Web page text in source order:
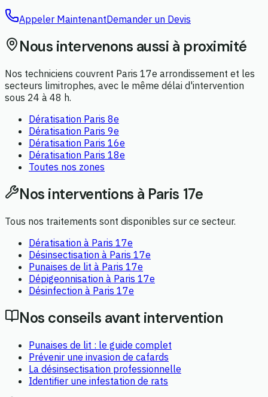
Appeler MaintenantDemander un Devis
Nous intervenons aussi à proximité
Nos techniciens couvrent Paris 17e arrondissement et les
secteurs limitrophes, avec le même délai d'intervention
sous 24 à 48 h.
Dératisation Paris 8e
Dératisation Paris 9e
Dératisation Paris 16e
Dératisation Paris 18e
Toutes nos zones
Nos interventions à Paris 17e
Tous nos traitements sont disponibles sur ce secteur.
Dératisation à Paris 17e
Désinsectisation à Paris 17e
Punaises de lit à Paris 17e
Dépigeonnisation à Paris 17e
Désinfection à Paris 17e
Nos conseils avant intervention
Punaises de lit : le guide complet
Prévenir une invasion de cafards
La désinsectisation professionnelle
Identifier une infestation de rats